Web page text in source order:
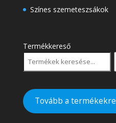
Színes szemeteszsákok
Termékkereső
Tovább a termékekre